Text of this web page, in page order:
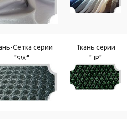
Сетка серии
"SW"
Ткань серии
"JP"